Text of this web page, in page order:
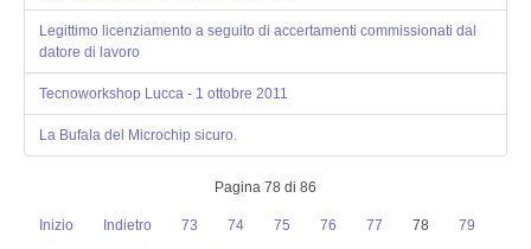
Legittimo licenziamento a seguito di accertamenti commissionati dal
datore di lavoro
Tecnoworkshop Lucca - 1 ottobre 2011
La Bufala del Microchip sicuro.
Pagina 78 di 86
Inizio Indietro 73 74 75 76 77 78
79